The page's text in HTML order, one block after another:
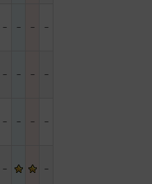
－ － － －
－ － － －
－ － － －
－ －